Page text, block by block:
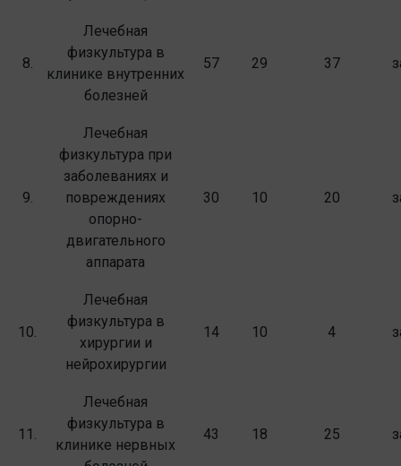
8.
Лечебная
физкультура в
клинике внутренних
болезней
57 29 37
9.
Лечебная
физкультура при
заболеваниях и
повреждениях
опорно-
двигательного
аппарата
30 10 20
10.
Лечебная
физкультура в
хирургии и
нейрохирургии
14 10 4
11.
Лечебная
физкультура в
клинике нервных
43 18 25